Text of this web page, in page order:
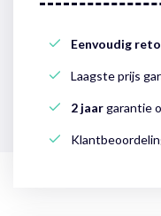
Eenvoudig
Laagste prijs
2 jaargarantie